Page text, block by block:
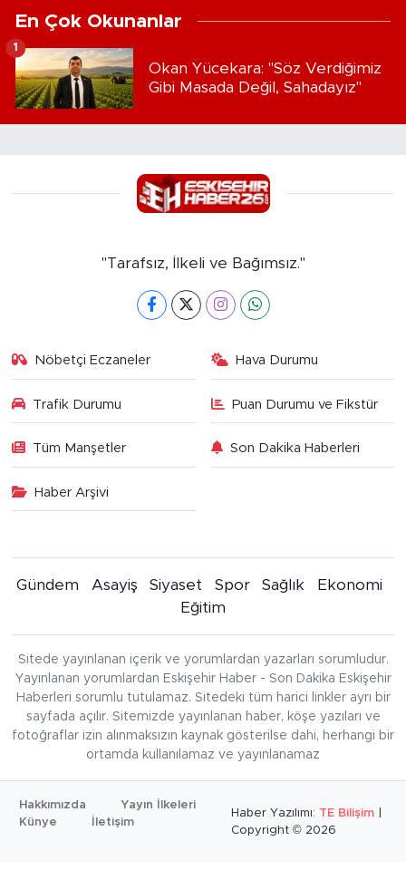
En Çok Okunanlar
Okan Yücekara: "Söz Verdiğimiz
Gibi Masada Değil, Sahadayız"
1
"Tarafsız, İlkeli ve Bağımsız."
Nöbetçi Eczaneler Hava Durumu
Trafik Durumu Puan Durumu ve Fikstür
Tüm Manşetler Son Dakika Haberleri
Haber Arşivi
Gündem Asayiş Siyaset Spor Sağlık
Ekonomi
Eğitim
Sitede yayınlanan içerik ve yorumlardan yazarları sorumludur.
Yayınlanan yorumlardan Eskişehir Haber - Son Dakika Eskişehir
Haberleri sorumlu tutulamaz. Sitedeki tüm harici linkler ayrı bir
sayfada açılır. Sitemizde yayınlanan haber, köşe yazıları ve
fotoğraflar izin alınmaksızın kaynak gösterilse dahi, herhangi bir
ortamda kullanılamaz ve yayınlanamaz
Hakkımızda
Yayın İlkeleri
Künye
İletişim
Haber Yazılımı: TE Bilişim
Copyright © 2026